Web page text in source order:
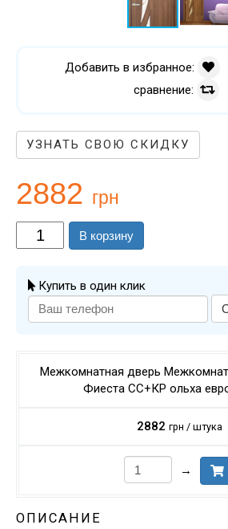
Добавить в избранное:
сравнение:
УЗНАТЬ СВОЮ СКИДКУ
2882 грн
В корзину
Купить в один клик
Межкомнатная дверь
Фиеста СС+КР ольха
2882 грн / штука
→
ОПИСАНИЕ